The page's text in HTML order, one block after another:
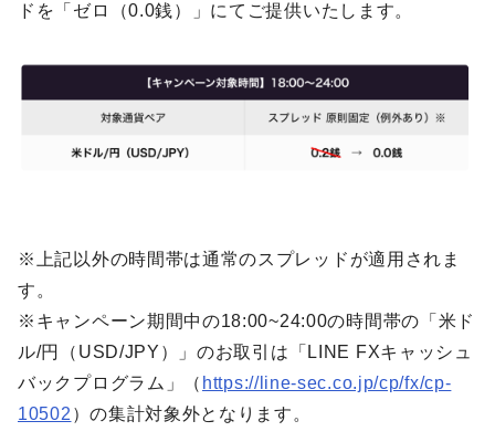
ドを「ゼロ（0.0銭）」にてご提供いたします。
※上記以外の時間帯は通常のスプレッドが適用されま
す。
※キャンペーン期間中の18:00~24:00の時間帯の「米ド
ル/円（USD/JPY）」のお取引は「LINE FXキャッシュ
バックプログラム」（ https://line-sec.co.jp/cp/fx/cp-
10502 ）の集計対象外となります。